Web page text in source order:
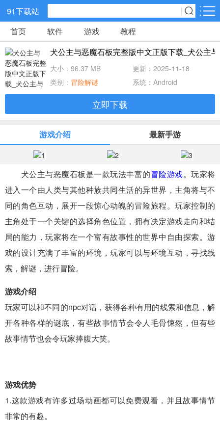
91下载站
网游分类
休闲益智
儿童教育 手游辅助 棋牌游戏
射击吃鸡 传奇游戏 卡牌战略
首页 软件 游戏 教程
犬公主与恶魔石板完整版中文正版下载_犬公主
大小：96.37 MB
更新：2025-11-18
类别： 冒险解谜 系统：Android
立即下载
游戏介绍 最新手游
犬公主与恶魔石板是一款玩法丰富的冒险游戏。玩家将
进入一个由人类与其他种族共同生活的异世界，主角将与不
同的角色互动，展开一段惊心动魄的冒险旅程。玩家控制的
主角处于一个关键的选择角色位置，拥有决定游戏走向和结
局的能力，玩家将在一个富有故事性的世界中自由探索。游
戏的设计充满了丰富的环境，玩家可以与环境互动，寻找线
索，解谜，进行冒险。
游戏介绍
玩家可以和不同的npc对话，获得各种有用的线索和信息，解
开各种各样的谜底，有些故事情节会令人毛骨悚然，但有些
故事情节也会令玩家捧腹大笑。
游戏优势
1.这款游戏有许多过场动画都可以免费观看，并且故事情节
非常的有趣。